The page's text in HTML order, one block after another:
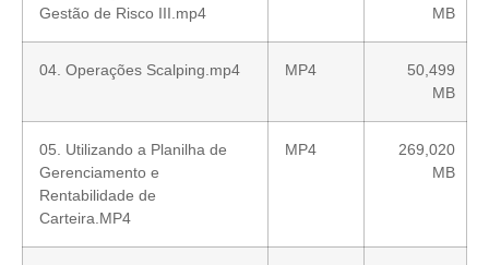
Gestão de Risco III.mp4
MB
04. Operações Scalping.mp4 MP4
50,499
MB
05. Utilizando a Planilha de
Gerenciamento e
Rentabilidade de
Carteira.MP4
MP4
269,020
MB